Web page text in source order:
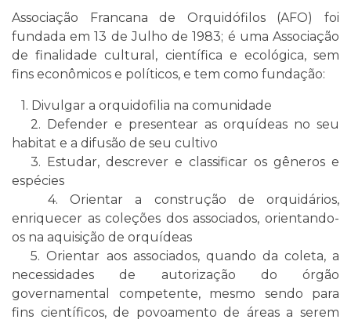
Associação Francana de Orquidófilos (AFO) foi
fundada em 13 de Julho de 1983; é uma Associação
de finalidade cultural, científica e ecológica, sem
fins econômicos e políticos, e tem como fundação:
1. Divulgar a orquidofilia na comunidade
2. Defender e presentear as orquídeas no seu
habitat e a difusão de seu cultivo
3. Estudar, descrever e classificar os gêneros e
espécies
4. Orientar a construção de orquidários,
enriquecer as coleções dos associados, orientando-
os na aquisição de orquídeas
5. Orientar aos associados, quando da coleta, a
necessidades de autorização do órgão
governamental competente, mesmo sendo para
fins científicos, de povoamento de áreas a serem